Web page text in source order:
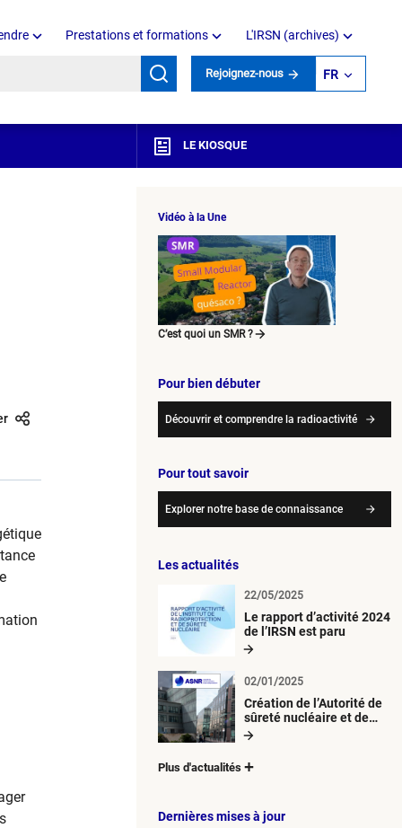
Prestations et formations L'IRSN (archives)
clés Rejoignez-nous FR
LE KIOSQUE
Vidéo à la Une
C’est quoi un SMR ?
Pour bien débuter
Découvrir et comprendre la radioactivité
Pour tout savoir
Explorer notre base de connaissance
Les actualités
Le rapport d’activité 2024
de l’IRSN est paru
22/05/2025
Création de l’Autorité de
sûreté nucléaire et de
radioprotection (ASNR)
02/01/2025
Plus d'actualités
Dernières mises à jour